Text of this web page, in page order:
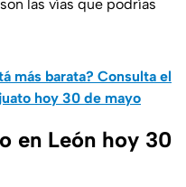
las vías que podrías
más barata? Consulta el
hoy 30 de mayo
en León hoy 30